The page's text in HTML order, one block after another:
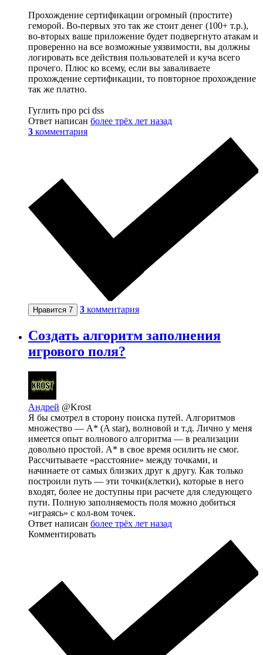
Прохождение сертификации огромный (простите)
геморой. Во-первых это так же стоит денег (100+ т.р.),
во-вторых ваше приложение будет подвергнуто атакам и
проверенно на все возможные уязвимости, вы должны
логировать все действия пользователей и куча всего
прочего. Плюс ко всему, если вы заваливаете
прохождение сертификации, то повторное прохождение
так же платно.
Гуглить про pci dss
Ответ написан более трёх лет назад
3 комментария
Нравится 7 3 комментария
Создать алгоритм заполнения
игрового поля?
Андрей @Krost
Я бы смотрел в сторону поиска путей. Алгоритмов
множество — A* (A star), волновой и т.д. Лично у меня
имеется опыт волнового алгоритма — в реализации
довольно простой. А* в свое время осилить не смог.
Рассчитываете «расстояние» между точками, и
начинаете от самых близких друг к другу. Как только
построили путь — эти точки(клетки), которые в него
входят, более не доступны при расчете для следующего
пути. Полную заполняемость поля можно добиться
«играясь» с кол-вом точек.
Ответ написан более трёх лет назад
Комментировать